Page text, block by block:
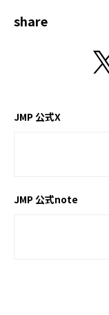
share
JMP 公式X
JMP 公式note